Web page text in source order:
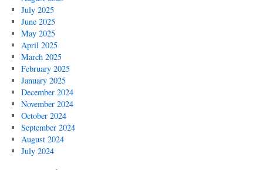
July 2025
June 2025
May 2025
April 2025
March 2025
February 2025
January 2025
December 2024
November 2024
October 2024
September 2024
August 2024
July 2024